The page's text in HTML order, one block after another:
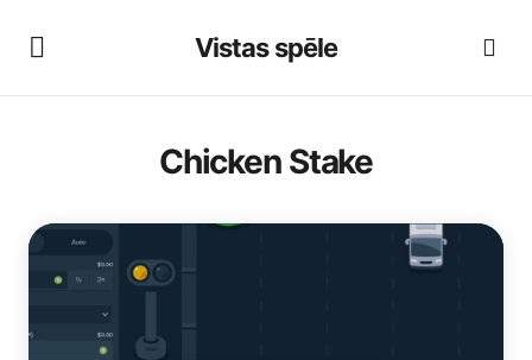
Vistas spēle
Chicken Stake